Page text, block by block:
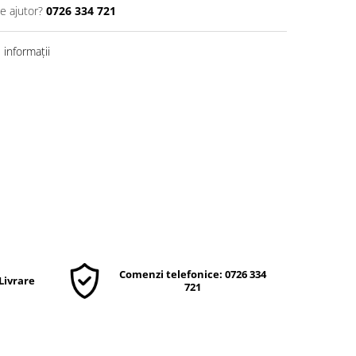
ajutor? 0726 334 721
Comenzi telefonice: 0726 334
721